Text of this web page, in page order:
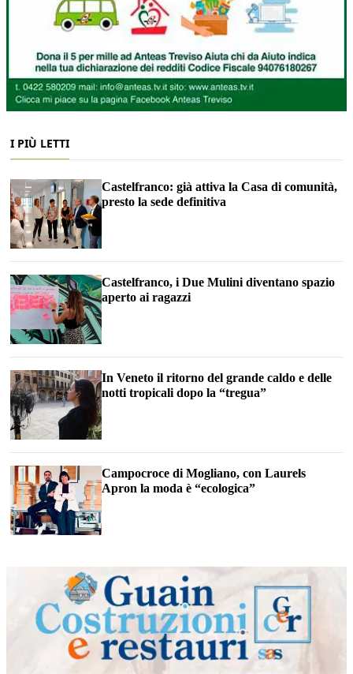
I PIÙ LETTI
Castelfranco: già attiva la Casa di comunità,
presto la sede definitiva
Castelfranco, i Due Mulini diventano spazio
aperto ai ragazzi
In Veneto il ritorno del grande caldo e delle
notti tropicali dopo la “tregua”
Campocroce di Mogliano, con Laurels
Apron la moda è “ecologica”